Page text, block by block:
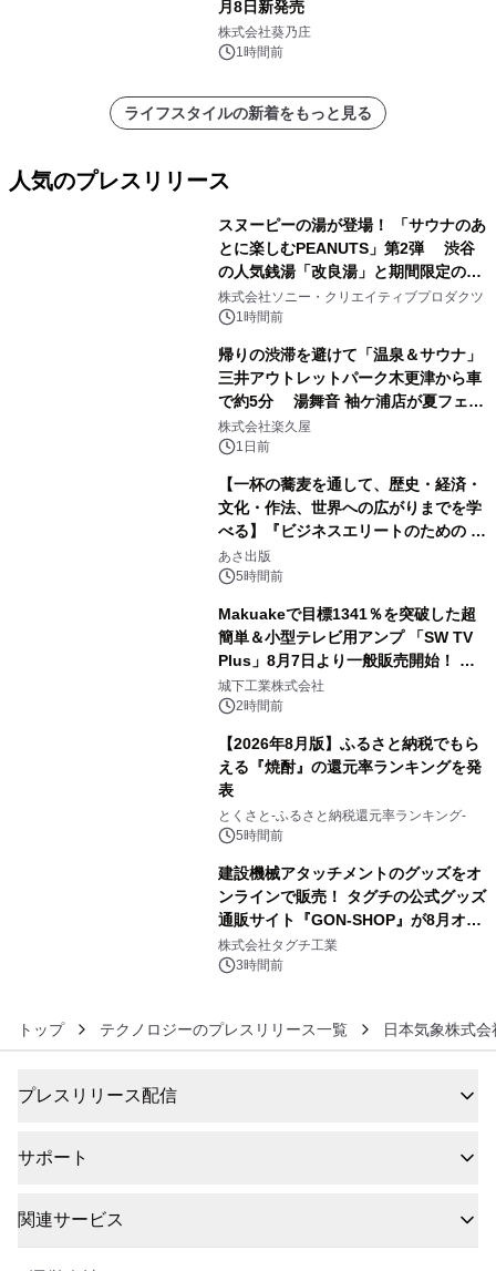
月8日新発売
株式会社葵乃庄
1時間前
ライフスタイルの新着をもっと見る
人気のプレスリリース
スヌーピーの湯が登場！ 「サウナのあ
とに楽しむPEANUTS」第2弾 渋谷
の人気銭湯「改良湯」と期間限定のコ
ラボレーション サウナイキタイコラ
ボグッズも発売決定！
株式会社ソニー・クリエイティブプロダクツ
1時間前
帰りの渋滞を避けて「温泉＆サウナ」
三井アウトレットパーク木更津から車
で約5分 湯舞音 袖ケ浦店が夏フェア
メニューを提供
株式会社楽久屋
1日前
【一杯の蕎麦を通して、歴史・経済・
文化・作法、世界への広がりまでを学
べる】『ビジネスエリートのための 教
養としての蕎麦』2026年8月25日
（火）発売
あさ出版
5時間前
Makuakeで目標1341％を突破した超
簡単＆小型テレビ用アンプ 「SW TV
Plus」8月7日より一般販売開始！ ケ
ーブル1本つなぐだけ、テレビの音が
ぐっと豊かに
城下工業株式会社
2時間前
【2026年8月版】ふるさと納税でもら
える『焼酎』の還元率ランキングを発
表
とくさと-ふるさと納税還元率ランキング-
5時間前
建設機械アタッチメントのグッズをオ
ンラインで販売！ タグチの公式グッズ
通販サイト『GON-SHOP』が8月オー
プン
株式会社タグチ工業
3時間前
トップ テクノロジーのプレスリリース一覧 日本気象株式会
プレスリリース配信
サポート
関連サービス